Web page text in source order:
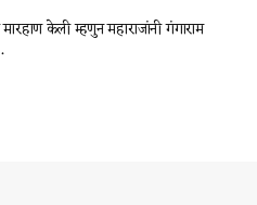
केली म्हणुन महाराजांनी गंगाराम